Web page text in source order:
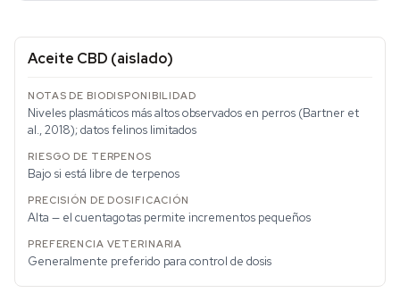
Aceite CBD (aislado)
Niveles plasmáticos más altos observados en perros (Bartner et
al., 2018); datos felinos limitados
Bajo si está libre de terpenos
Alta — el cuentagotas permite incrementos pequeños
Generalmente preferido para control de dosis